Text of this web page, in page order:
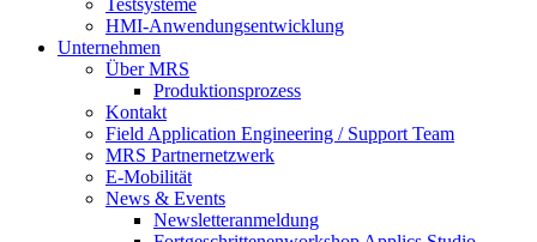
Testsysteme
HMI-Anwendungsentwicklung
Unternehmen
Über MRS
Produktionsprozess
Kontakt
Field Application Engineering / Support Team
MRS Partnernetzwerk
E-Mobilität
News & Events
Newsletteranmeldung